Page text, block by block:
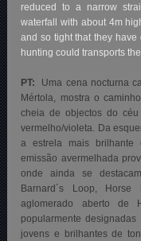
reduced to a narrow
waterfall with about 4m
and so tight that they
hunting could transports
PT: Uma cena nocturna
Mértola, mostra o
cheia de objectos do
vermelho/violeta. Da
a estrela mais brilhante
emissão avermelhada
onde ainda se
Barnard´s Loop,
aglomerado aberto de
popularmente
jovens e brilhantes de